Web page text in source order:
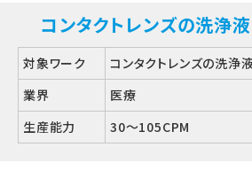
コンタクトレンズの洗浄
対象ワーク
コンタクトレンズの洗浄
業界
医療
生産能力
30～105CPM